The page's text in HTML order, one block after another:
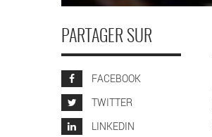
PARTAGER SUR
FACEBOOK
TWITTER
LINKEDIN